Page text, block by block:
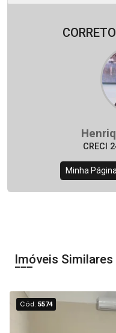
CRECI
Minha Página
Imóveis Similares
Cód.5574